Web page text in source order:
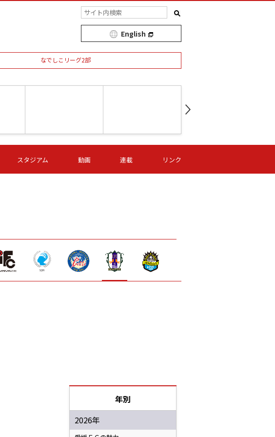
English
なでしこリーグ2部
第16節 09/06 (日) 15:00
-
第16節 09/06 (日) 15:00
- -
スタジアム 動画 連載 リンク
年別
2026年